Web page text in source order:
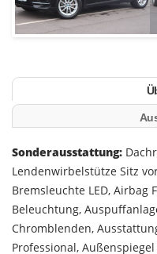
Sonderausstattung:
Lendenwirbelstütze Sitz
Bremsleuchte LED, Airbag
Beleuchtung,
Chromblenden,
Professional,